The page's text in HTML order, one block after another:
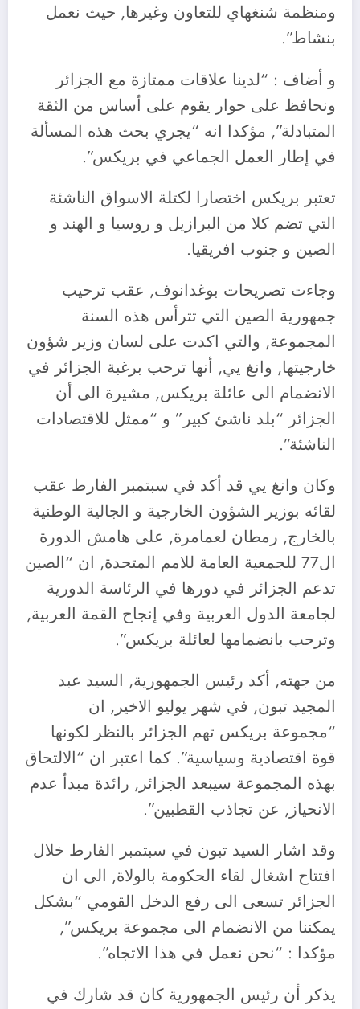
ومنظمة شنغهاي للتعاون وغيرها, حيث نعمل
بنشاط”.
و أضاف : “لدينا علاقات ممتازة مع الجزائر
ونحافظ على حوار يقوم على أساس من الثقة
المتبادلة”, مؤكدا انه “يجري بحث هذه المسألة
في إطار العمل الجماعي في بريكس”.
تعتبر بريكس اختصارا لكتلة الاسواق الناشئة
التي تضم كلا من البرازيل و روسيا و الهند و
الصين و جنوب افريقيا.
وجاءت تصريحات بوغدانوف, عقب ترحيب
جمهورية الصين التي تترأس هذه السنة
المجموعة, والتي اكدت على لسان وزير شؤون
خارجيتها, وانغ يي, أنها ترحب برغبة الجزائر في
الانضمام الى عائلة بريكس, مشيرة الى أن
الجزائر “بلد ناشئ كبير” و “ممثل للاقتصادات
الناشئة”.
وكان وانغ يي قد أكد في سبتمبر الفارط عقب
لقائه بوزير الشؤون الخارجية و الجالية الوطنية
بالخارج, رمطان لعمامرة, على هامش الدورة
ال77 للجمعية العامة للامم المتحدة, ان “الصين
تدعم الجزائر في دورها في الرئاسة الدورية
لجامعة الدول العربية وفي إنجاح القمة العربية,
وترحب بانضمامها لعائلة بريكس”.
من جهته, أكد رئيس الجمهورية, السيد عبد
المجيد تبون, في شهر يوليو الاخير, ان
“مجموعة بريكس تهم الجزائر بالنظر لكونها
قوة اقتصادية وسياسية”. كما اعتبر ان “الالتحاق
بهذه المجموعة سيبعد الجزائر, رائدة مبدأ عدم
الانحياز, عن تجاذب القطبين”.
وقد اشار السيد تبون في سبتمبر الفارط خلال
افتتاح اشغال لقاء الحكومة بالولاة, الى ان
الجزائر تسعى الى رفع الدخل القومي “بشكل
يمكننا من الانضمام الى مجموعة بريكس”,
مؤكدا : “نحن نعمل في هذا الاتجاه”.
يذكر أن رئيس الجمهورية كان قد شارك في